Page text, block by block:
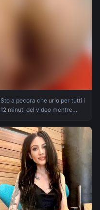
Sto a pecora che urlo per tutti i
12 minuti del video mentre
sborra den